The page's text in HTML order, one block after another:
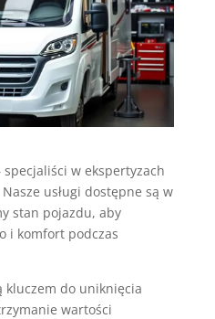
w ekspertyzach
usługi dostępne są w
stan pojazdu, aby
i komfort podczas
kluczem do uniknięcia
wartości